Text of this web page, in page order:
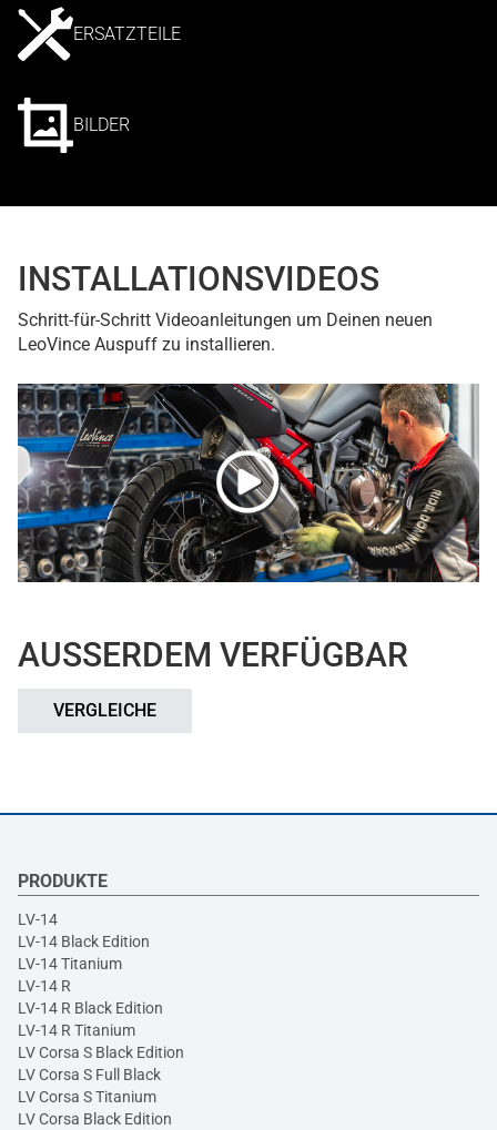
ERSATZTEILE
BILDER
INSTALLATIONSVIDEOS
Schritt-für-Schritt Videoanleitungen um Deinen neuen
LeoVince Auspuff zu installieren.
AUSSERDEM VERFÜGBAR
VERGLEICHE
PRODUKTE
LV-14
LV-14 Black Edition
LV-14 Titanium
LV-14 R
LV-14 R Black Edition
LV-14 R Titanium
LV Corsa S Black Edition
LV Corsa S Full Black
LV Corsa S Titanium
LV Corsa Black Edition